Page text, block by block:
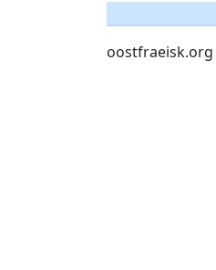
oostfraeisk.org